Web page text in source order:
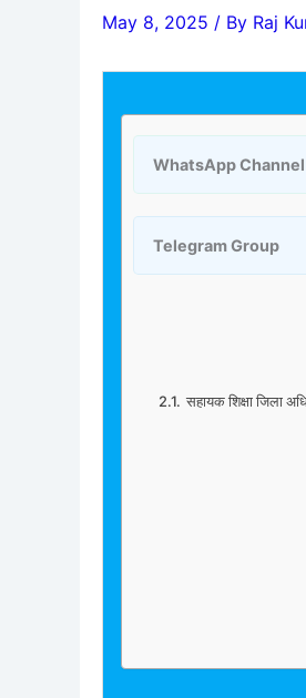
May 8, 2025 / By Raj
WhatsApp Channel
Telegram Group
सहायक शिक्षा जिला